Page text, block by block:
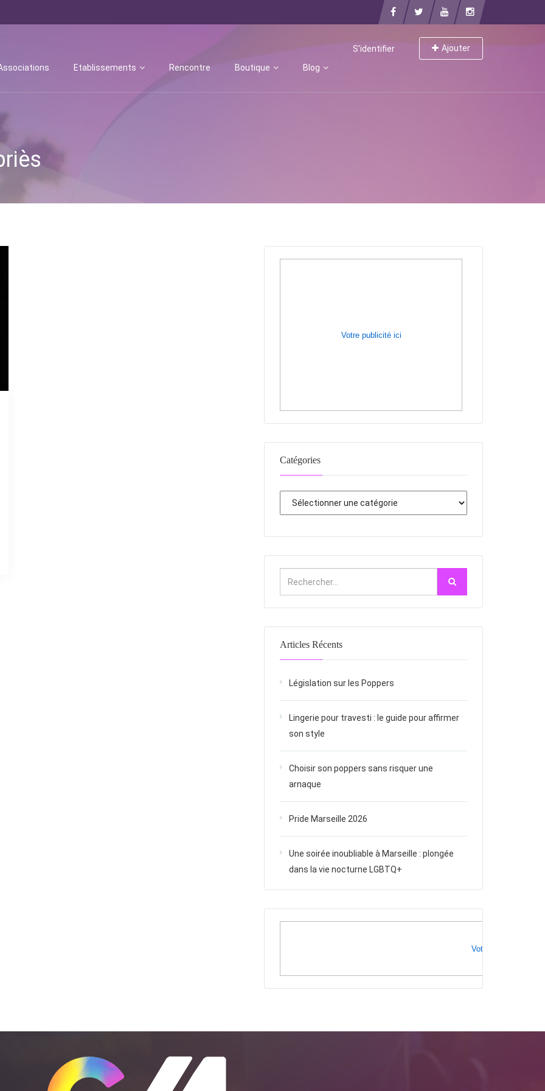
S'identifier
Ajouter
Etablissements Rencontre Boutique Blog
Votre publicité ici
Catégories
Articles Récents
Législation sur les Poppers
Lingerie pour travesti : le guide pour affirmer
son style
Choisir son poppers sans risquer une
arnaque
Pride Marseille 2026
Une soirée inoubliable à Marseille : plongée
dans la vie nocturne LGBTQ+
Votre publicité ici